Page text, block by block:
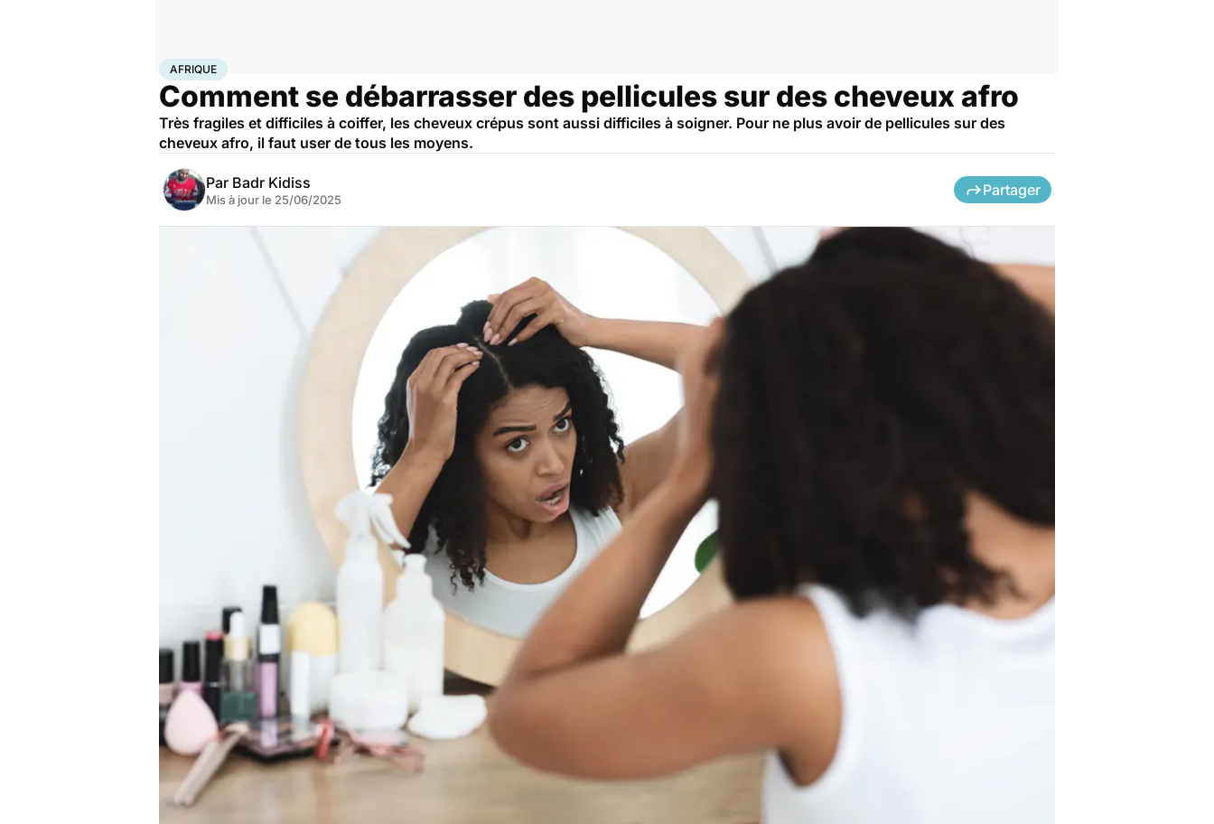
AccueilBien-être
AFRIQUE
Comment se débarrasser des pellicules sur des cheveux afro
Très fragiles et difficiles à coiffer, les cheveux crépus sont aussi difficiles à soigner. Pour ne plus avoir de pellicules sur des
cheveux afro, il faut user de tous les moyens.
Par Badr Kidiss
Mis à jour le 25/06/2025
Partager